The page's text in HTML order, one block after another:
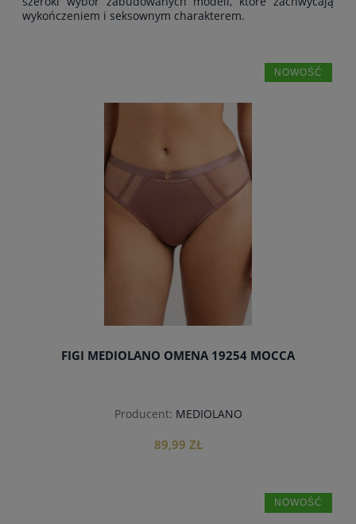
wykończeniem i seksownym charakterem.
FIGI MEDIOLANO OMENA 19254 MOCCA
Producent: MEDIOLANO
89,99 ZŁ
NOWOŚĆ
NOWOŚĆ